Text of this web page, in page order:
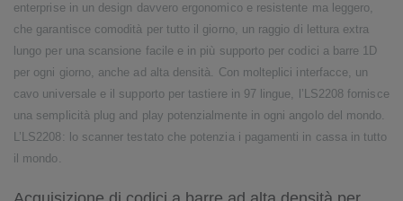
enterprise in un design davvero ergonomico e resistente ma leggero,
che garantisce comodità per tutto il giorno, un raggio di lettura extra
lungo per una scansione facile e in più supporto per codici a barre 1D
per ogni giorno, anche ad alta densità. Con molteplici interfacce, un
cavo universale e il supporto per tastiere in 97 lingue, l’LS2208 fornisce
una semplicità plug and play potenzialmente in ogni angolo del mondo.
L’LS2208: lo scanner testato che potenzia i pagamenti in cassa in tutto
il mondo.